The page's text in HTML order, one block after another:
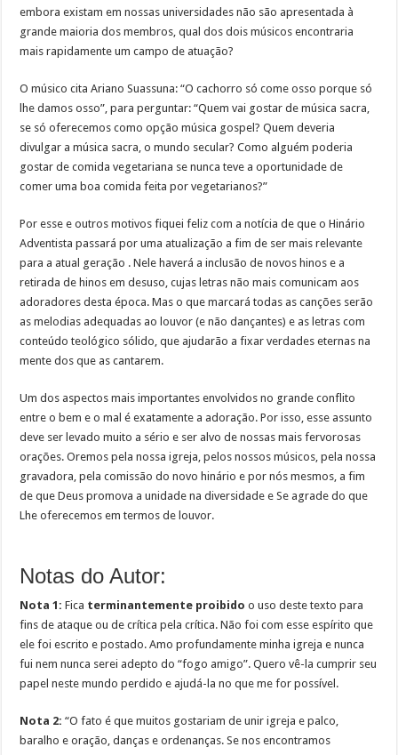
embora existam em nossas universidades não são apresentada à
grande maioria dos membros, qual dos dois músicos encontraria
mais rapidamente um campo de atuação?
O músico cita Ariano Suassuna: “O cachorro só come osso porque só
lhe damos osso”, para perguntar: “Quem vai gostar de música sacra,
se só oferecemos como opção música gospel? Quem deveria
divulgar a música sacra, o mundo secular? Como alguém poderia
gostar de comida vegetariana se nunca teve a oportunidade de
comer uma boa comida feita por vegetarianos?”
Por esse e outros motivos fiquei feliz com a notícia de que o Hinário
Adventista passará por uma atualização a fim de ser mais relevante
para a atual geração . Nele haverá a inclusão de novos hinos e a
retirada de hinos em desuso, cujas letras não mais comunicam aos
adoradores desta época. Mas o que marcará todas as canções serão
as melodias adequadas ao louvor (e não dançantes) e as letras com
conteúdo teológico sólido, que ajudarão a fixar verdades eternas na
mente dos que as cantarem.
Um dos aspectos mais importantes envolvidos no grande conflito
entre o bem e o mal é exatamente a adoração. Por isso, esse assunto
deve ser levado muito a sério e ser alvo de nossas mais fervorosas
orações. Oremos pela nossa igreja, pelos nossos músicos, pela nossa
gravadora, pela comissão do novo hinário e por nós mesmos, a fim
de que Deus promova a unidade na diversidade e Se agrade do que
Lhe oferecemos em termos de louvor.
Notas do Autor:
Nota 1: Fica terminantemente proibido o uso deste texto para
fins de ataque ou de crítica pela crítica. Não foi com esse espírito que
ele foi escrito e postado. Amo profundamente minha igreja e nunca
fui nem nunca serei adepto do “fogo amigo”. Quero vê-la cumprir seu
papel neste mundo perdido e ajudá-la no que me for possível.
Nota 2: “O fato é que muitos gostariam de unir igreja e palco,
baralho e oração, danças e ordenanças. Se nos encontramos